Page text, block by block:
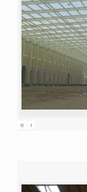
« ‹